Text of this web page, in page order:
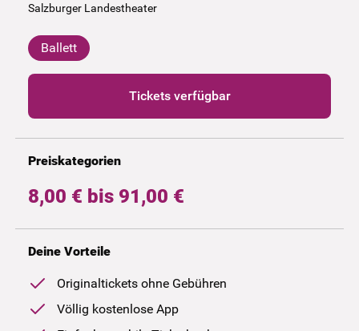
Salzburger Landestheater
Ballett
Tickets verfügbar
Preiskategorien
8,00 € bis 91,00 €
Deine Vorteile
Originaltickets ohne Gebühren
Völlig kostenlose App